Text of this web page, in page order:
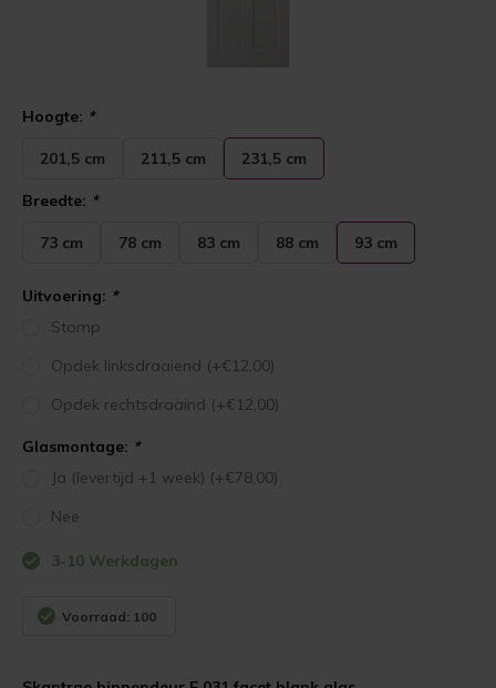
Hoogte: *
201,5 cm 211,5 cm 231,5 cm
Breedte: *
73 cm 78 cm 83 cm 88 cm 93 cm
Uitvoering: *
Stomp
Opdek linksdraaiend (+€12,00)
Opdek rechtsdraaind (+€12,00)
Glasmontage: *
Ja (levertijd +1 week) (+€78,00)
Nee
3-10 Werkdagen
Voorraad: 100